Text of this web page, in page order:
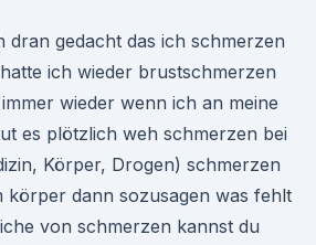
dran gedacht das ich schmerzen
ich wieder brustschmerzen
wieder wenn ich an meine
es plötzlich weh schmerzen bei
Körper, Drogen) schmerzen
körper dann sozusagen was fehlt
von schmerzen kannst du